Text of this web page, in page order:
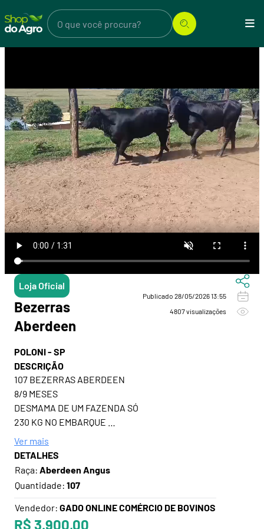
Loja Oficial
Bezerras
Aberdeen
POLONI - SP
Publicado 28/05/2026 13:55
4807 visualizações
DESCRIÇÃO
107 BEZERRAS ABERDEEN
8/9 MESES
DESMAMA DE UM FAZENDA SÓ
230 KG NO EMBARQUE
Ver mais
DETALHES
Raça: Aberdeen Angus
Quantidade: 107
Vendedor: GADO ONLINE COMÉRCIO DE BOVINOS
R$ 3.900,00